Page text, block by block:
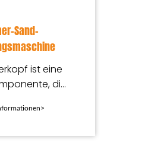
Sand-
ist eine
die